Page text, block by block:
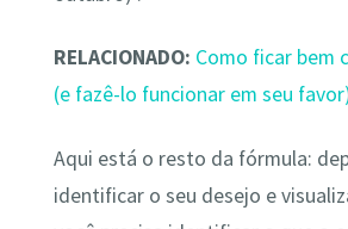
RELACIONADO: Como ficar bem
(e fazê-lo funcionar em seu
Aqui está o resto da fórmula:
identificar o seu desejo e